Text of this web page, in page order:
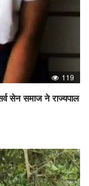
119
सेन समाज ने राज्यपाल